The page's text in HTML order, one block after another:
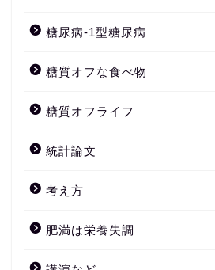
糖尿病-1型糖尿病
糖質オフな食べ物
糖質オフライフ
統計論文
考え方
肥満は栄養失調